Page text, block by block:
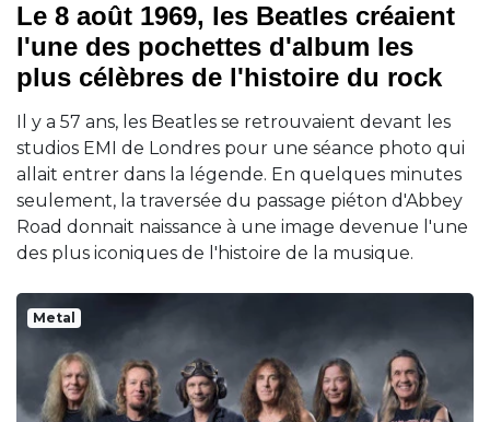
Le 8 août 1969, les Beatles créaient
l'une des pochettes d'album les
plus célèbres de l'histoire du rock
Il y a 57 ans, les Beatles se retrouvaient devant les
studios EMI de Londres pour une séance photo qui
allait entrer dans la légende. En quelques minutes
seulement, la traversée du passage piéton d'Abbey
Road donnait naissance à une image devenue l'une
des plus iconiques de l'histoire de la musique.
Metal